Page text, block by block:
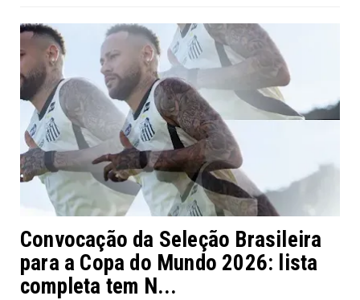
Convocação da Seleção Brasileira
para a Copa do Mundo 2026: lista
completa tem N...